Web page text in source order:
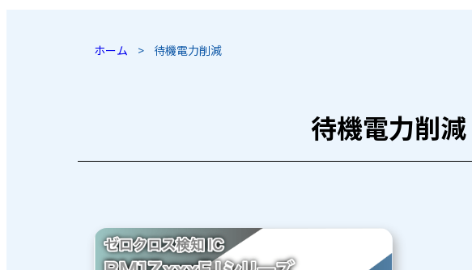
ホーム > 待機電力削減
待機電力削減